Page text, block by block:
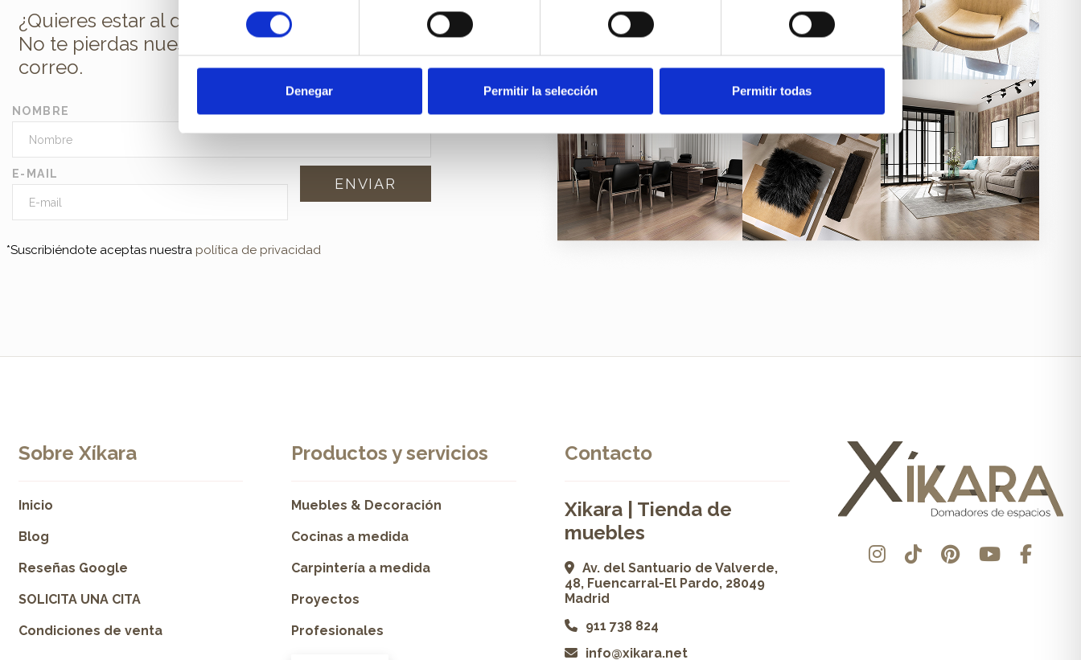
consentimiento
Denegar Permitir la selección Permitir todas
¿Quieres estar al día de todas las novedades?
No te pierdas nuestra newsletter en tu
correo.
NOMBRE
E-MAIL
*Suscribiéndote aceptas nuestra política de privacidad
Sobre Xíkara
Inicio
Blog
Reseñas Google
SOLICITA UNA CITA
Condiciones de venta
Productos y servicios
Muebles & Decoración
Cocinas a medida
Carpintería a medida
Proyectos
Profesionales
Contacto
Xikara | Tienda de
muebles
Av. del Santuario de Valverde,
48, Fuencarral-El Pardo, 28049
Madrid
911 738 824
info@xikara.net